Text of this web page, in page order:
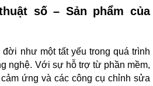
số – Sản phẩm của
đời như một tất yếu trong quá trình
nghệ. Với sự hỗ trợ từ phần mềm,
ứng và các công cụ chỉnh sửa